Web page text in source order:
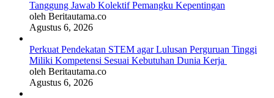
Tanggung Jawab Kolektif Pemangku Kepentingan
oleh Beritautama.co
Agustus 6, 2026
Perkuat Pendekatan STEM agar Lulusan Perguruan Tinggi
Miliki Kompetensi Sesuai Kebutuhan Dunia Kerja
oleh Beritautama.co
Agustus 6, 2026